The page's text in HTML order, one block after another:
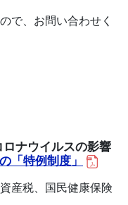
で、お問い合わせく
ロナウイルスの影響
「特例制度」
産税、国民健康保険